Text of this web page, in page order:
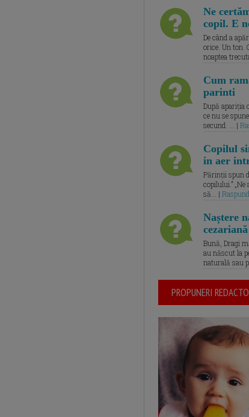
Ne
copil. E
De când a
orice. Un ton.
noaptea
Cum
parinti
După apariția
ce nu se
secund. ... |
Copilul
in aer
Părinții spun
copilului.”
să... |
Naștere
cezariană
Bună, Dragi
au născut la
naturală sau
PROPUNERI